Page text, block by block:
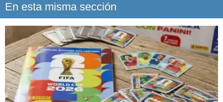
En esta misma sección